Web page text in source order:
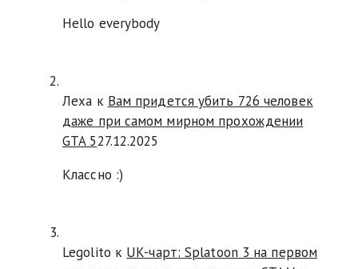
Hello everybody
Леха к Вам придется убить 726 человек
даже при самом мирном прохождении
GTA 527.12.2025
Классно :)
Legolito к UK-чарт: Splatoon 3 на первом